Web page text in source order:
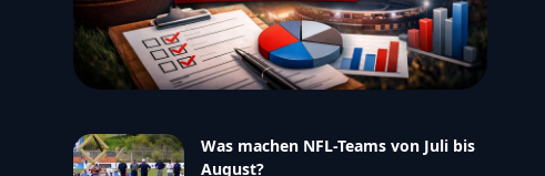
Was machen NFL-Teams von Juli bis
August?